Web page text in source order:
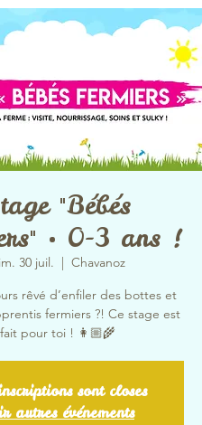
"Bébés
• 0-3 ans !
30 juil.
  |
Chavanoz
rêvé d’enfiler des bottes et
fermiers ?! Ce stage est
fait pour toi ! 👩🏼‍🌾
sont closes
autres événements